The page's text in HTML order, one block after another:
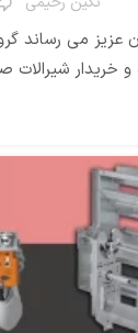
عزیز می رساند
و خریدار